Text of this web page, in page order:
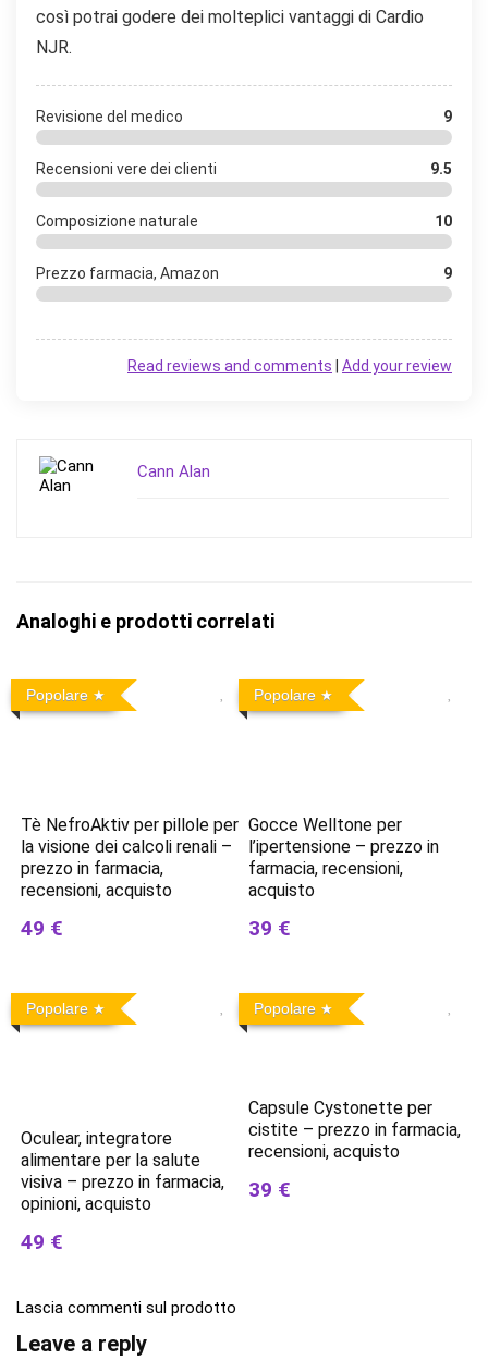
così potrai godere dei molteplici vantaggi di Cardio
NJR.
Revisione del medico 9
Recensioni vere dei clienti 9.5
Composizione naturale 10
Prezzo farmacia, Amazon 9
Add your review
Read reviews and comments
Cann Alan
Analoghi e prodotti correlati
Popolare
Tè NefroAktiv per pillole per
la visione dei calcoli renali –
prezzo in farmacia,
recensioni, acquisto
49 €
Popolare
Gocce Welltone per
l’ipertensione – prezzo in
farmacia, recensioni,
acquisto
39 €
Popolare
Oculear, integratore
alimentare per la salute
visiva – prezzo in farmacia,
opinioni, acquisto
49 €
Popolare
Capsule Cystonette per
cistite – prezzo in farmacia,
recensioni, acquisto
39 €
Lascia commenti sul prodotto
Leave a reply